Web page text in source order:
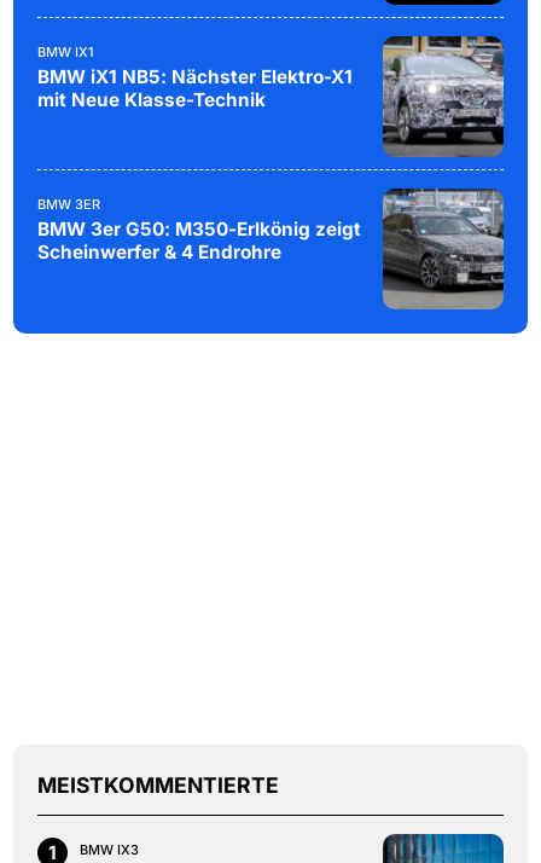
BMW IX1
BMW iX1 NB5: Nächster Elektro-X1
mit Neue Klasse-Technik
BMW 3ER
BMW 3er G50: M350-Erlkönig zeigt
Scheinwerfer & 4 Endrohre
MEISTKOMMENTIERTE
1 BMW IX3